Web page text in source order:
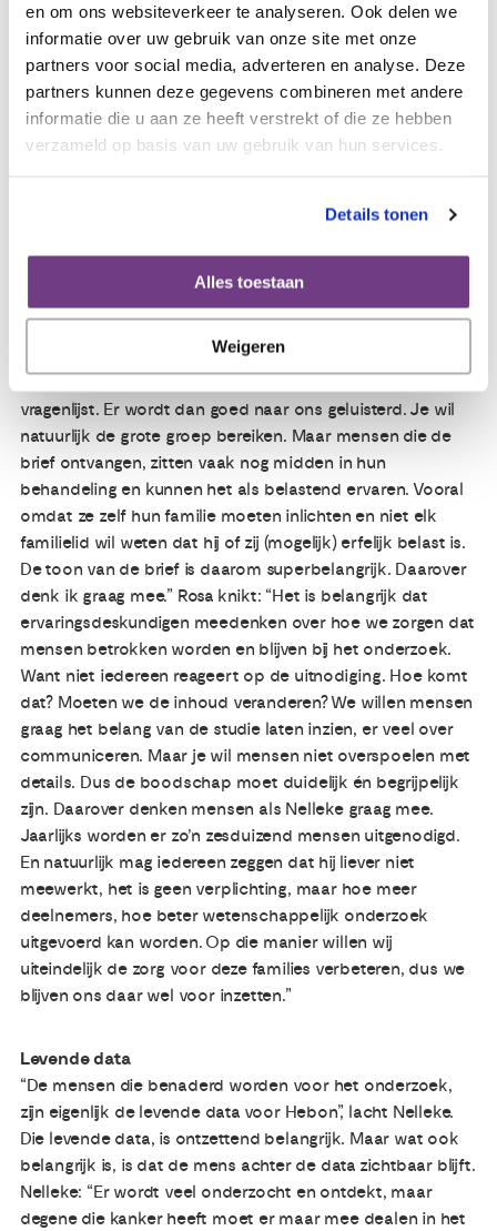
en om ons websiteverkeer te analyseren. Ook delen we
informatie over uw gebruik van onze site met onze
partners voor social media, adverteren en analyse. Deze
partners kunnen deze gegevens combineren met andere
informatie die u aan ze heeft verstrekt of die ze hebben
verzameld op basis van uw gebruik van hun services.
Details tonen
Alles toestaan
Weigeren
mensen zoals Nelleke, is heel waardevol en wordt
gewaardeerd”, zegt Rosa. Dat merkt ook Nelleke: “Er is
altijd ruimte voor een goed gesprek tussen de mensen van
Hebon en de ervaringsdeskundigen in het panel. Het
vraagt wel een bepaalde nieuwsgierigheid en
betrokkenheid. Want een onderzoek lezen is een vak
patiëntparticipatie in
onderzoeken en het beoordelen van
onderzoeksvoorstellen. Zo kan ik een nog betere bijdrage
leveren. Fijn, want ik weet inmiddels dat mijn
technisch inzicht. Hebon erkent dat gelukkig ook. Zo
vragenlijst. Er wordt dan goed naar ons geluisterd. Je wil
natuurlijk de grote groep bereiken. Maar mensen die de
brief ontvangen, zitten vaak nog midden in hun
behandeling en kunnen het als belastend ervaren. Vooral
omdat ze zelf hun familie moeten inlichten en niet elk
familielid wil weten dat hij of zij (mogelijk) erfelijk belast is.
De toon van de brief is daarom superbelangrijk. Daarover
denk ik graag mee.” Rosa knikt: “Het is belangrijk dat
ervaringsdeskundigen meedenken over hoe we zorgen dat
mensen betrokken worden en blijven bij het onderzoek.
Want niet iedereen reageert op de uitnodiging. Hoe komt
dat? Moeten we de inhoud veranderen? We willen mensen
graag het belang van de studie laten inzien, er veel over
communiceren. Maar je wil mensen niet overspoelen met
details. Dus de boodschap moet duidelijk én begrijpelijk
zijn. Daarover denken mensen als Nelleke graag mee.
Jaarlijks worden er zo’n zesduizend mensen uitgenodigd.
En natuurlijk mag iedereen zeggen dat hij liever niet
meewerkt, het is geen verplichting, maar hoe meer
deelnemers, hoe beter wetenschappelijk onderzoek
uitgevoerd kan worden. Op die manier willen wij
uiteindelijk de zorg voor deze families verbeteren, dus we
blijven ons daar wel voor inzetten.”
Levende data
“De mensen die benaderd worden voor het onderzoek,
zijn eigenlijk de levende data voor Hebon”, lacht Nelleke.
Die levende data, is ontzettend belangrijk. Maar wat ook
belangrijk is, is dat de mens achter de data zichtbaar blijft.
Nelleke: “Er wordt veel onderzocht en ontdekt, maar
degene die kanker heeft moet er maar mee dealen in het